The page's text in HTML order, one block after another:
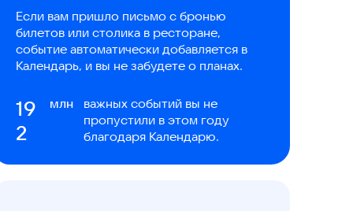
млн
19
2
Если вам пришло письмо с бронью
билетов или столика в ресторане,
событие автоматически добавляется в
Календарь, и вы не забудете о планах.
важных событий вы не
пропустили в этом году
благодаря Календарю.